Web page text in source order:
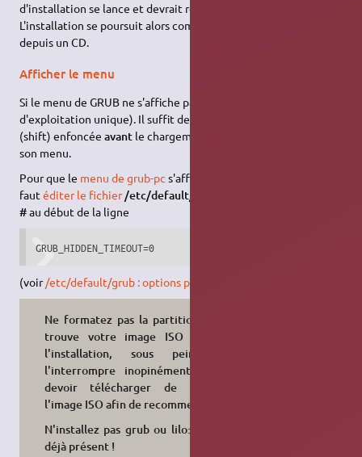
d'installation se lance et devrait repérer votre image ISO.
L'installation se poursuit alors comme une installation classique
depuis un CD.
Afficher le menu
Si le menu de GRUB ne s'affiche pas au démarrage (système
d'exploitation unique). Il suffit de laisser la touche Majuscule
(shift) enfoncéeavant le chargement de GRUB pour afficher
son menu.
Pour que le menu de grub-pc s'affiche systématiquement, il
fautéditer le fichier /etc/default/grub
#au début de la ligne
GRUB_HIDDEN_TIMEOUT=0
(voir/etc/default/grub : options par défaut
Ne formatez pas la partition où se
trouve votre image ISO lors de
l'installation, sous peine de
l'interrompre inopinément et de
devoir télécharger de nouveau
l'image ISO afin de recommencer !
N'installez pas grub ou lilo: ils sont
déjà présent !